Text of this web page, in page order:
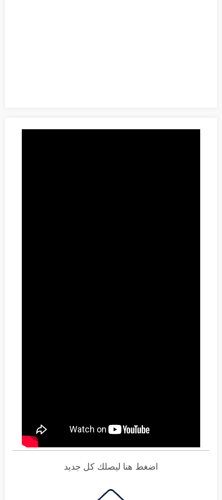
اضغط هنا ليصلك كل جديد